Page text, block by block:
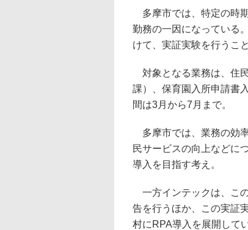
多摩市では、特定の時
勤務の一因になっている
けて、実証実験を行うこ
対象となる業務は、住
課）、保育園入所申請書
間は3月から7月まで。
多摩市では、業務の効
民サービスの向上などに
導入を目指す考え。
一方インテックは、こ
告を行うほか、この実証
村にRPA導入を展開して